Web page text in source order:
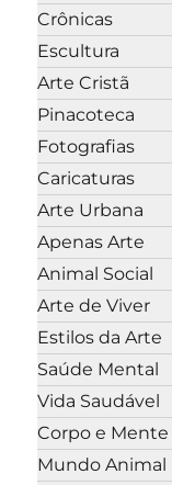
Crônicas
Escultura
Arte Cristã
Pinacoteca
Fotografias
Caricaturas
Arte Urbana
Apenas Arte
Animal Social
Arte de Viver
Estilos da Arte
Saúde Mental
Vida Saudável
Corpo e Mente
Mundo Animal